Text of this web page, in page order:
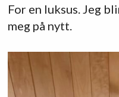
For en luksus. Jeg
meg på nytt.